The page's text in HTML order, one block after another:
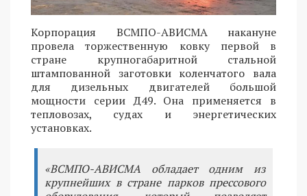
Корпорация ВСМПО-АВИСМА накануне
провела торжественную ковку первой в
стране крупногабаритной стальной
штампованной заготовки коленчатого вала
для дизельных двигателей большой
мощности серии Д49. Она применяется в
тепловозах, судах и энергетических
установках.
«ВСМПО-АВИСМА обладает одним из
крупнейших в стране парков прессового